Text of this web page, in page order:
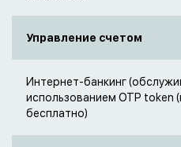
Управление счетом
Интернет-банкинг
использованием OTP token
бесплатно)